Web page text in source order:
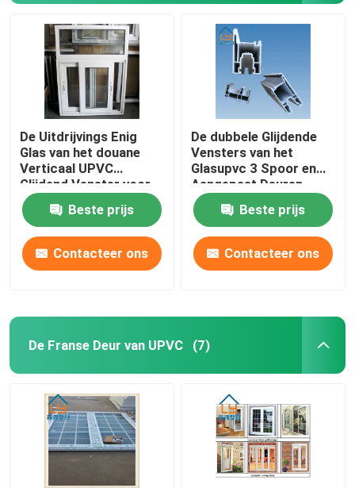
De Uitdrijvings Enig
Glas van het douane
Verticaal UPVC
Glijdend Venster voor
Huisvestingsdecoratie
Beste prijs
Contacteer ons
De dubbele Glijdende
Vensters van het
Glasupvc 3 Spoor en
Aangepast Deuren
Geluiddicht
Beste prijs
Contacteer ons
De Franse Deur van UPVC (7)